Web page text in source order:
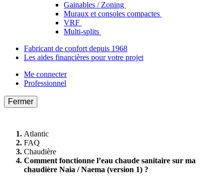
Gainables / Zoning
Muraux et consoles compactes
VRF
Multi-splits
Fabricant de confort depuis 1968
Les aides financières pour votre projet
Me connecter
Professionnel
Fermer
Atlantic
FAQ
Chaudière
Comment fonctionne l’eau chaude sanitaire sur ma
chaudière Naia / Naema (version 1) ?